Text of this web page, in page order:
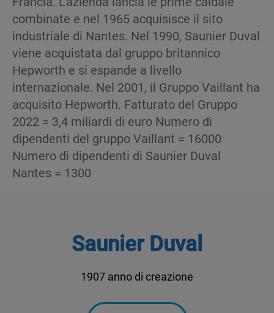
combinate e nel 1965 acquisisce il sito
industriale di Nantes. Nel 1990, Saunier Duval
viene acquistata dal gruppo britannico
Hepworth e si espande a livello
internazionale. Nel 2001, il Gruppo Vaillant ha
acquisito Hepworth. Fatturato del Gruppo
2022 = 3,4 miliardi di euro Numero di
dipendenti del gruppo Vaillant = 16000
Numero di dipendenti di Saunier Duval
Nantes = 1300
Saunier Duval
1907 anno di creazione